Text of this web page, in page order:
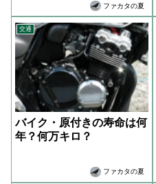
ファカタの夏
交通
バイク・原付きの寿命は何
年？何万キロ？
ファカタの夏